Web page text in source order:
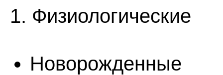
1. Физиологические
Новорожденные